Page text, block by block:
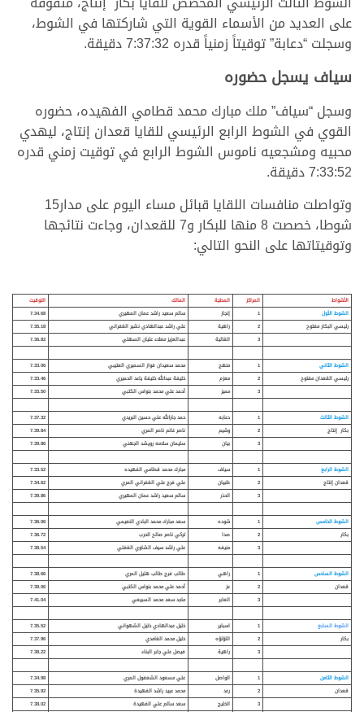
على العديد من الأسماء القوية التي شاركتها في الشوط،
وسجلت “دعابة” توقيتاً زمنياً قدره 7:37:32 دقيقة.
سياف يسجل حضوره
وسجل “سياف” ملك مبارك محمد قطامي الفهيده، حضوره
القوي في الشوط الرابع الرئيسي للقايا قعدان إنتاج، ليهدي
محبيه ومشجعيه ناموس الشوط الرابع في توقيت زمني قدره
7:33:52 دقيقة.
وتواصلت منافسات اللقايا قبائل مساء اليوم على مدار15
شوطا، خصصت 8 منها للبكار و7 للقعدان، وجاءت نتائجها
وتوقيتاتها على النحو التالي:
الأشواط المراكز المطية المالك
التوقيت
الشوط الأول
1 إنجاز سالم سعيد راشد عمان المهيري
7.34.68
رئيسي البكار مفتوح
2 راهية علي راشد عبدالهادي نشير الغفراني
7.35.18
3
الغالية عبدالعزيز معلاء عليان السهلي 7.36.82
الشوط الثاني 1 منهج محمد سعيدان فواز السميري العتيبي
7.33.06
رئيسي القعدان مفتوح
2 معزم خليفة عبدالله خليفة ياعد الحميري
7.33.46
3
مميز أحمد علي محمد بنواس الكتبي 7.33.50
الشوط الثالث 1 دعابه حمد جارالله علي حسين البريدي
7.37.32
بكار إنتاج
2 وشيم ناصر غانم ناصر المري
7.39.84
3
بيان سليمان سلامه رويشد الجهني 7.39.86
الشوط الرابع 1 سياف مبارك محمد قطامي الفهيده
7.33.52
قعدان إنتاج
2 ظبيان علي فرج علي الغفراني المري
7.34.62
3
الحذر سالم سعيد راشد عمان المهيري 7.39.86
الشوط الخامس 1 شوده سعد مبارك محمد البادي النعيمي
7.36.06
بكار
2 صدا تركي ناصر صالح الحرب
7.36.72
3
منيفه علي راشد سيف الشاوي الغفلي 7.38.54
الشوط السادس 1 راهي طالب فرج طالب هليل المري
7.38.66
قعدان
2 عز أحمد علي محمد بنواس الكتبي
7.39.06
3
العابر ماجد سعد محمد السبيعي 7.41.04
الشوط السابع 1 اسباير خليل عبدالهادي خليل الشهواني
7.35.52
بكار
2 اللؤلؤه خليل محمد الغامدي
7.37.96
3
راهية فيصل علي جابر البناء 7.38.22
الشوط الثامن 1 الواصل علي مسعود الشعفول المري
7.34.98
قعدان
2 رعد محمد عبيد راشد الفهيدة
7.35.92
3
الخليج سعد سالم علي الفهيدة 7.38.02